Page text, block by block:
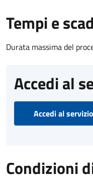
Tempi e
Durata massima del
Accedi al
Accedi al servizio
Condizioni